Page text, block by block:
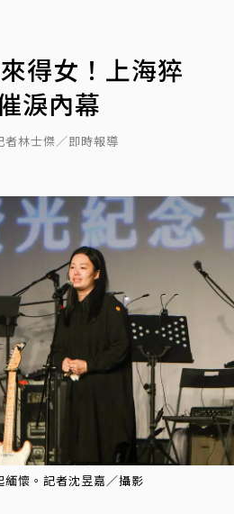
得女！上海猝
淚內幕
者林士傑／即時報導
懷。記者沈昱嘉／攝影